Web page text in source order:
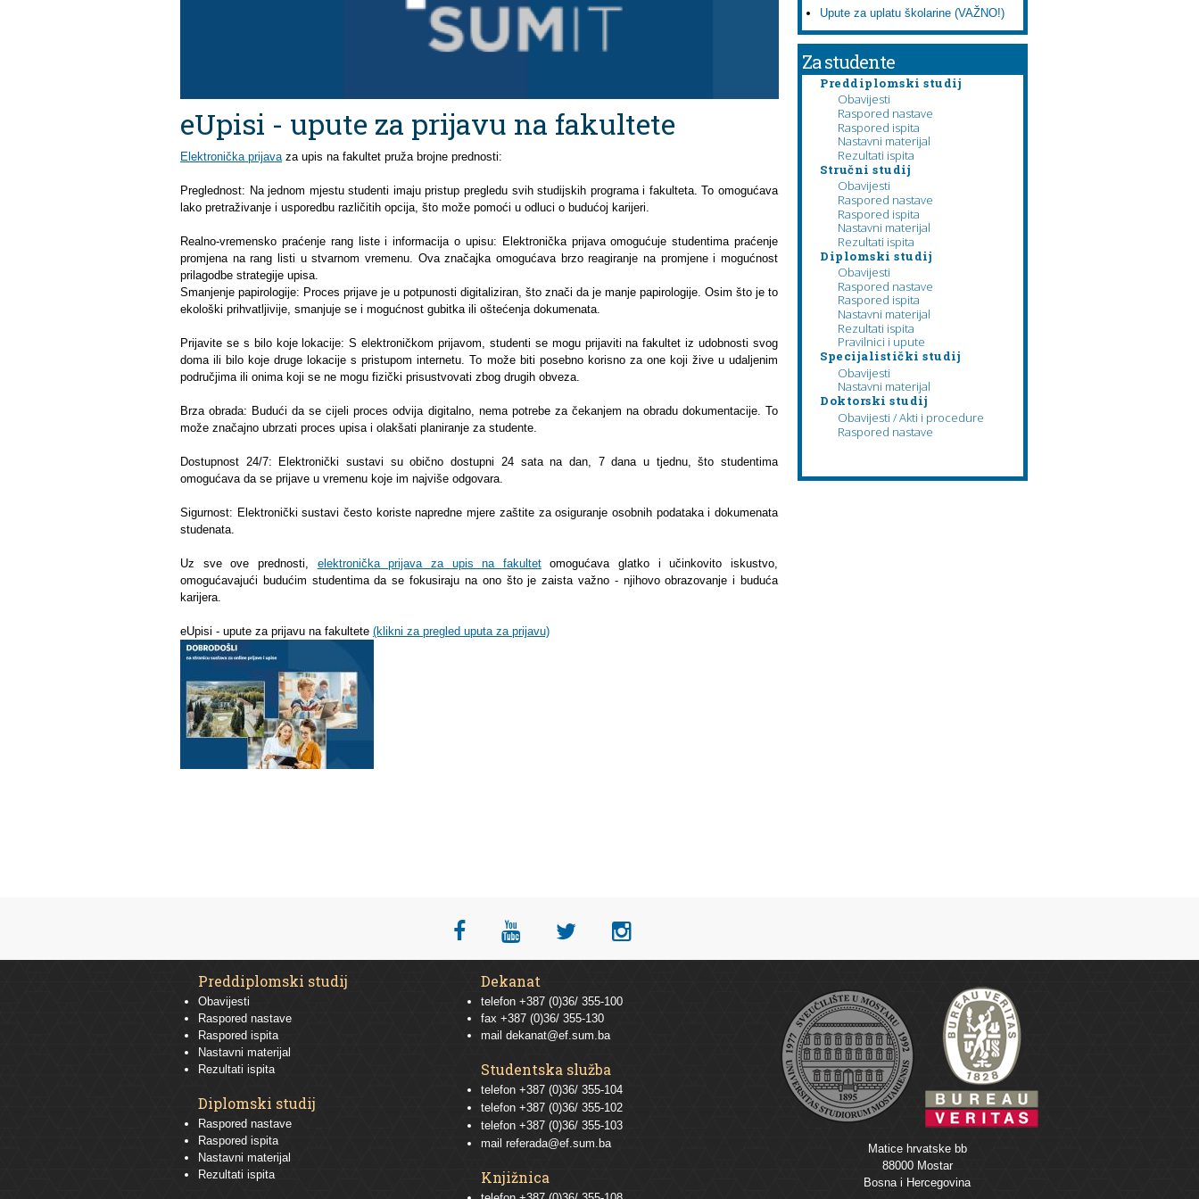
eUpisi - upute za prijavu na fakultete
Elektronička prijavaza upis na fakultet pruža brojne prednosti:
Preglednost: Na jednom mjestu studenti imaju pristup pregledu svih studijskih programa i fakulteta. To omogućava
lako pretraživanje i usporedbu različitih opcija, što može pomoći u odluci o budućoj karijeri.
Realno-vremensko praćenje rang liste i informacija o upisu: Elektronička prijava omogućuje studentima praćenje
promjena na rang listi u stvarnom vremenu. Ova značajka omogućava brzo reagiranje na promjene i mogućnost
prilagodbe strategije upisa.
Smanjenje papirologije: Proces prijave je u potpunosti digitaliziran, što znači da je manje papirologije. Osim što je to
ekološki prihvatljivije, smanjuje se i mogućnost gubitka ili oštećenja dokumenata.
Prijavite se s bilo koje lokacije: S elektroničkom prijavom, studenti se mogu prijaviti na fakultet iz udobnosti svog
doma ili bilo koje druge lokacije s pristupom internetu. To može biti posebno korisno za one koji žive u udaljenim
područjima ili onima koji se ne mogu fizički prisustvovati zbog drugih obveza.
Brza obrada: Budući da se cijeli proces odvija digitalno, nema potrebe za čekanjem na obradu dokumentacije. To
može značajno ubrzati proces upisa i olakšati planiranje za studente.
Dostupnost 24/7: Elektronički sustavi su obično dostupni 24 sata na dan, 7 dana u tjednu, što studentima
omogućava da se prijave u vremenu koje im najviše odgovara.
Sigurnost: Elektronički sustavi često koriste napredne mjere zaštite za osiguranje osobnih podataka i dokumenata
studenata.
Uz sve ove prednosti, elektronička prijava za upis na fakultetomogućava glatko i učinkovito iskustvo,
omogućavajući budućim studentima da se fokusiraju na ono što je zaista važno - njihovo obrazovanje i buduća
karijera.
eUpisi - upute za prijavu na fakultete (klikni za pregled uputa za prijavu)
Upute za uplatu školarine (VAŽNO!)
Za studente
Preddiplomski studij
Obavijesti
Raspored nastave
Raspored ispita
Nastavni materijal
Rezultati ispita
Stručni studij
Obavijesti
Raspored nastave
Raspored ispita
Nastavni materijal
Rezultati ispita
Diplomski studij
Obavijesti
Raspored nastave
Raspored ispita
Nastavni materijal
Rezultati ispita
Pravilnici i upute
Specijalistički studij
Obavijesti
Nastavni materijal
Doktorski studij
Obavijesti / Akti i procedure
Raspored nastave
Preddiplomski studij
Obavijesti
Raspored nastave
Raspored ispita
Nastavni materijal
Rezultati ispita
Diplomski studij
Raspored nastave
Raspored ispita
Nastavni materijal
Rezultati ispita
Dekanat
telefon +387 (0)36/ 355-100
fax +387 (0)36/ 355-130
mail dekanat@ef.sum.ba
Studentska služba
telefon +387 (0)36/ 355-104
telefon +387 (0)36/ 355-102
telefon +387 (0)36/ 355-103
mail referada@ef.sum.ba
Knjižnica
Matice hrvatske bb
88000 Mostar
Bosna i Hercegovina